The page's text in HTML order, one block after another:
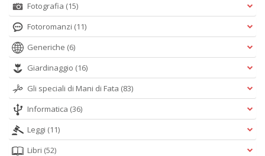
Fotografia (15)
Fotoromanzi (11)
Generiche (6)
Giardinaggio (16)
Gli speciali di Mani di Fata (83)
Informatica (36)
Leggi (11)
Libri (52)